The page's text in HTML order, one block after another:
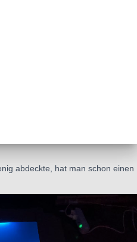
abdeckte, hat man schon einen